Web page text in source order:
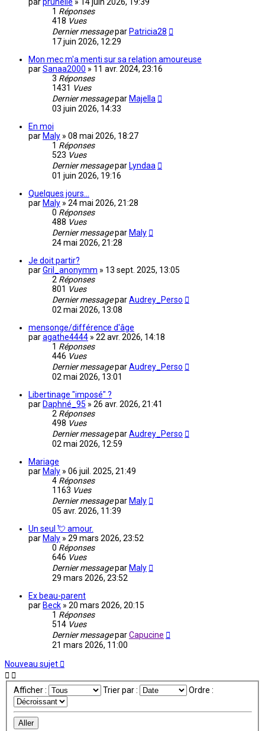
1 Réponses
418 Vues
Dernier messagepar Patricia28
17 juin 2026, 12:29
Mon mec m'a menti sur sa relation amoureuse
parSanaa2000 » 11 avr. 2024, 23:16
3 Réponses
1431 Vues
Dernier messagepar Majella
03 juin 2026, 14:33
En moi
par Maly » 08 mai 2026, 18:27
1 Réponses
523 Vues
Dernier messagepar Lyndaa
01 juin 2026, 19:16
Quelques jours...
par Maly » 24 mai 2026, 21:28
0 Réponses
488 Vues
Dernier messagepar Maly
24 mai 2026, 21:28
Je doit partir?
parGril_anonymm » 13 sept. 2025, 13:05
2 Réponses
801 Vues
Dernier messageparAudrey_Perso
02 mai 2026, 13:08
mensonge/différence d'âge
paragathe4444 » 22 avr. 2026, 14:18
1 Réponses
446 Vues
Dernier messageparAudrey_Perso
02 mai 2026, 13:01
Libertinage "imposé" ?
par Daphné_95 » 26 avr. 2026, 21:41
2 Réponses
498 Vues
Dernier messageparAudrey_Perso
02 mai 2026, 12:59
Mariage
par Maly » 06 juil. 2025, 21:49
4 Réponses
1163 Vues
Dernier messagepar Maly
05 avr. 2026, 11:39
Un seul 💘 amour.
par Maly » 29 mars 2026, 23:52
0 Réponses
646 Vues
Dernier messagepar Maly
29 mars 2026, 23:52
Ex beau-parent
par Beck » 20 mars 2026, 20:15
1 Réponses
514 Vues
Dernier messageparCapucine
21 mars 2026, 11:00
Nouveau sujet
Afficher : Trier par : Ordre :